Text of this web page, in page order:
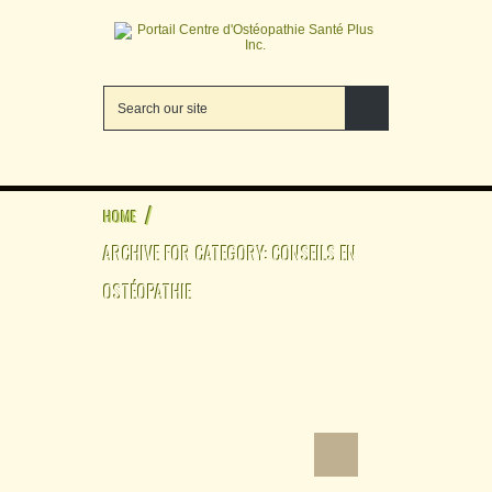
HOME /
ARCHIVE FOR CATEGORY: CONSEILS EN
OSTÉOPATHIE